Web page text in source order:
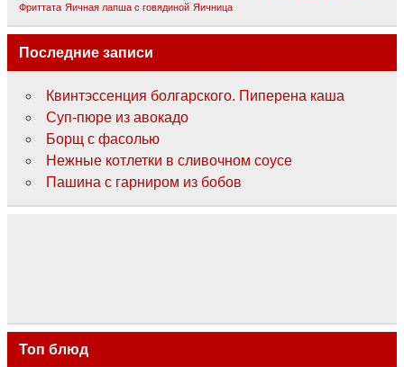
Фриттата Яичная лапша с говядиной Яичница
Последние записи
Квинтэссенция болгарского. Пиперена каша
Суп-пюре из авокадо
Борщ с фасолью
Нежные котлетки в сливочном соусе
Пашина с гарниром из бобов
Топ блюд